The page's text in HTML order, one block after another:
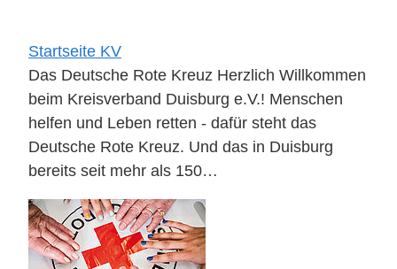
Startseite KV
Das Deutsche Rote Kreuz Herzlich Willkommen
beim Kreisverband Duisburg e.V.! Menschen
helfen und Leben retten - dafür steht das
Deutsche Rote Kreuz. Und das in Duisburg
bereits seit mehr als 150…